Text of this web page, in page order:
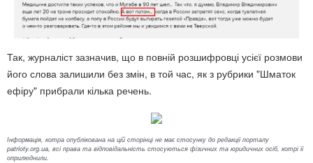
Так, журналіст зазначив, що в повній розшифровці усієї розмови
його слова залишили без змін, в той час, як з рубрики "Шматок
ефіру" прибрали кілька речень.
Інформація, котра опублікована на цій сторінці не має стосунку до редакції порталу
patrioty.org.ua, всі права та відповідальність стосуються фізичних та юридичних осіб, котрі її
оприлюднили.